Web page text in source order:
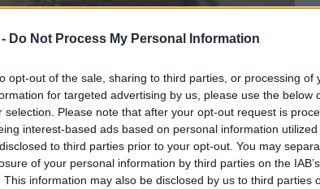
Do Not Process My Personal Information
opt-out of the sale, sharing to third parties, or processing of
for targeted advertising by us, please use the below
selection. Please note that after your opt-out request is
interest-based ads based on personal information
to third parties prior to your opt-out. You may
of your personal information by third parties on the
This information may also be disclosed by us to third parties